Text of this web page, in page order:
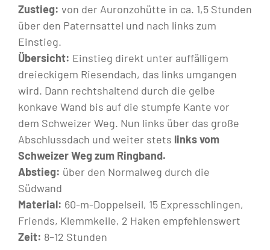
Zustieg: von der Auronzohütte in ca. 1,5 Stunden
über den Paternsattel und nach links zum
Einstieg.
Übersicht: Einstieg direkt unter auffälligem
dreieckigem Riesendach, das links umgangen
wird. Dann rechtshaltend durch die gelbe
konkave Wand bis auf die stumpfe Kante vor
dem Schweizer Weg. Nun links über das große
Abschlussdach und weiter stets links vom
Schweizer Weg zum Ringband.
Abstieg: über den Normalweg durch die
Südwand
Material: 60-m-Doppelseil, 15 Expresschlingen,
Friends, Klemmkeile, 2 Haken empfehlenswert
Zeit: 8–12 Stunden